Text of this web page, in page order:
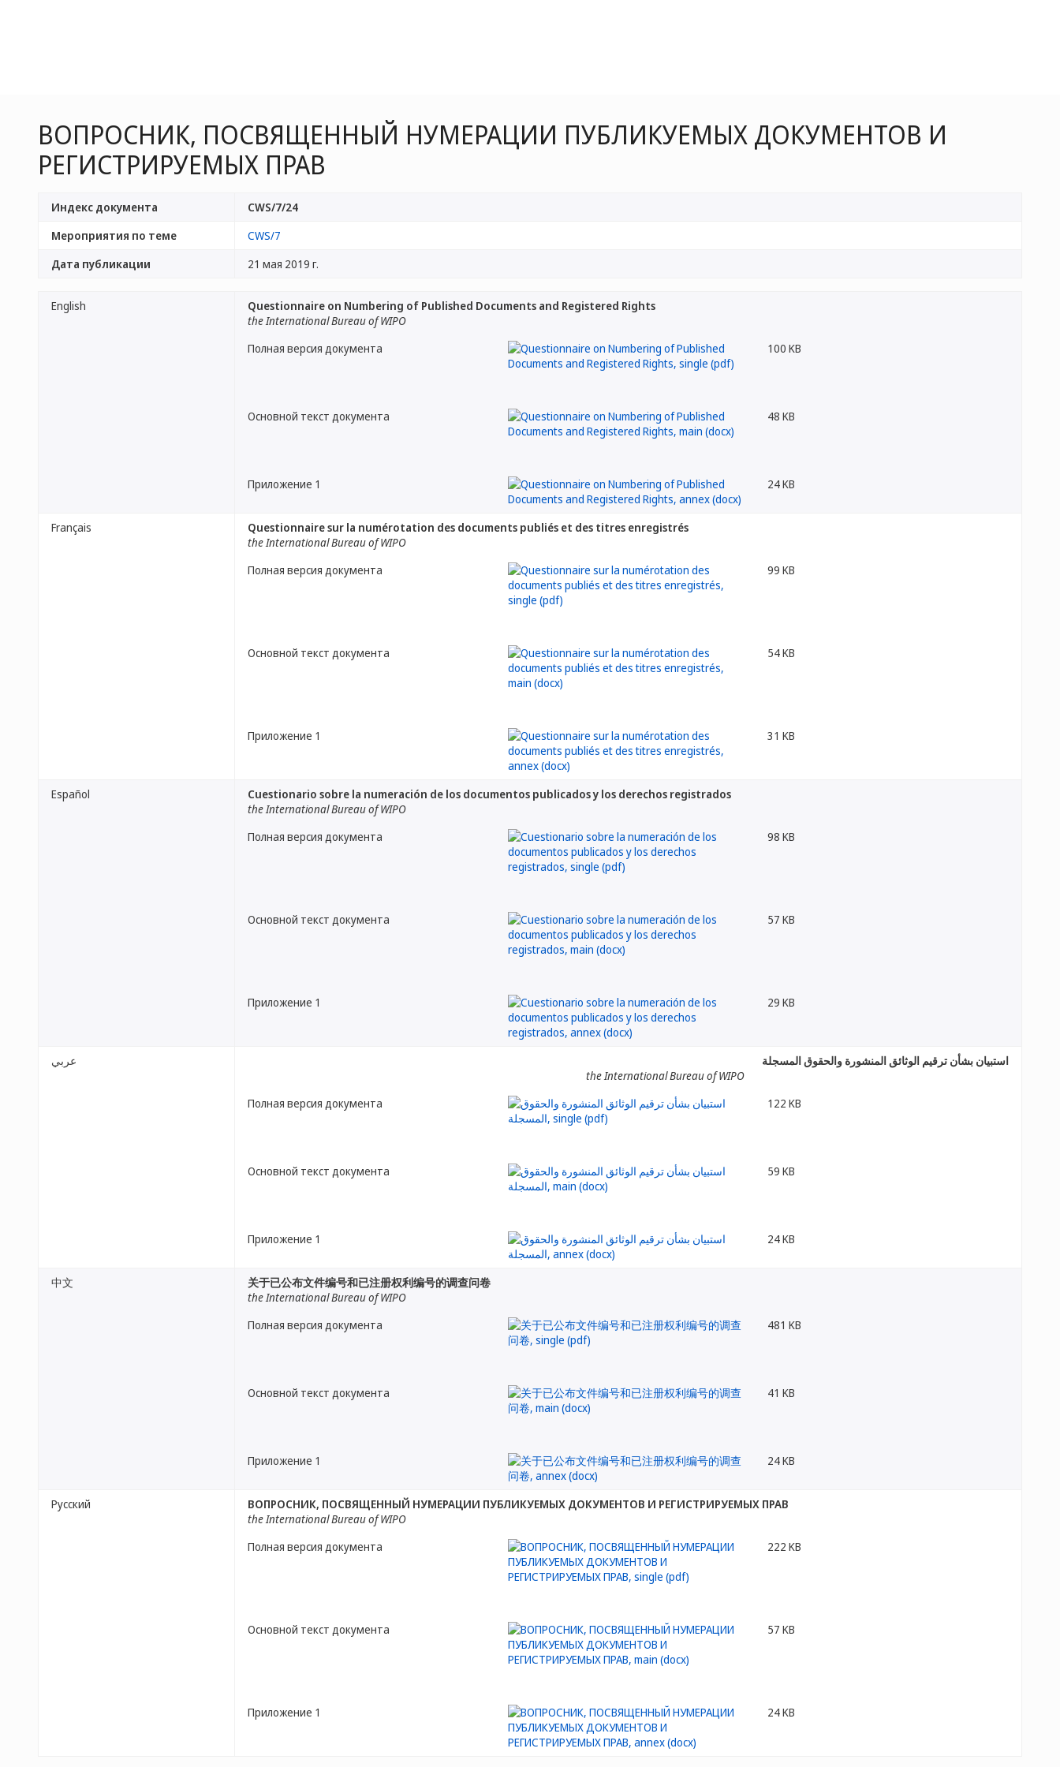
ВОПРОСНИК, ПОСВЯЩЕННЫЙ НУМЕРАЦИИ ПУБЛИКУЕМЫХ ДОКУМЕНТОВ И
РЕГИСТРИРУЕМЫХ ПРАВ
Индекс документа
CWS/7/24
Мероприятия по теме
CWS/7
Дата публикации
21 мая 2019 г.
English
Questionnaire on Numbering of Published Documents and Registered Rights
the International Bureau of WIPO
Полная версия документа
100 KB
Основной текст документа 48 KB
Приложение 1 24 KB
Français
Questionnaire sur la numérotation des documents publiés et des titres enregistrés
the International Bureau of WIPO
Полная версия документа
99 KB
Основной текст документа 54 KB
Приложение 1 31 KB
Español
Cuestionario sobre la numeración de los documentos publicados y los derechos registrados
the International Bureau of WIPO
Полная версия документа
98 KB
Основной текст документа 57 KB
Приложение 1 29 KB
عربي
استبيان بشأن ترقيم الوثائق المنشورة والحقوق المسجلة
the International Bureau of WIPO
Полная версия документа
122 KB
Основной текст документа 59 KB
Приложение 1 24 KB
中文
关于已公布文件编号和已注册权利编号的调查问卷
the International Bureau of WIPO
Полная версия документа
481 KB
Основной текст документа 41 KB
Приложение 1 24 KB
Русский
ВОПРОСНИК, ПОСВЯЩЕННЫЙ НУМЕРАЦИИ ПУБЛИКУЕМЫХ ДОКУМЕНТОВ И РЕГИСТРИРУЕМЫХ ПРАВ
the International Bureau of WIPO
Полная версия документа
222 KB
Основной текст документа 57 KB
Приложение 1 24 KB